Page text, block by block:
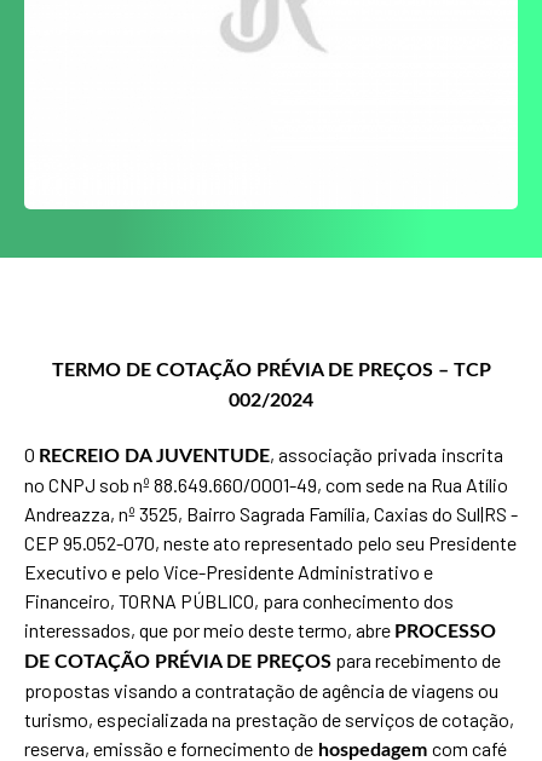
TERMO DE COTAÇÃO PRÉVIA DE PREÇOS – TCP
002/2024
O RECREIO DA JUVENTUDE, associação privada inscrita
no CNPJ sob nº 88.649.660/0001-49, com sede na Rua Atílio
Andreazza, nº 3525, Bairro Sagrada Família, Caxias do Sul|RS -
CEP 95.052-070, neste ato representado pelo seu Presidente
Executivo e pelo Vice-Presidente Administrativo e
Financeiro, TORNA PÚBLICO, para conhecimento dos
interessados, que por meio deste termo, abre PROCESSO
DE COTAÇÃO PRÉVIA DE PREÇOS para recebimento de
propostas visando a contratação de agência de viagens ou
turismo, especializada na prestação de serviços de cotação,
reserva, emissão e fornecimento de hospedagem com café